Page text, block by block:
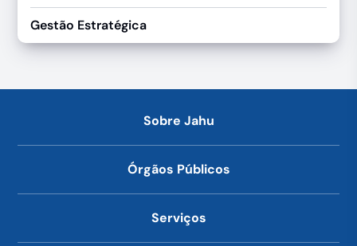
Gestão Estratégica
Sobre Jahu
Órgãos Públicos
Serviços